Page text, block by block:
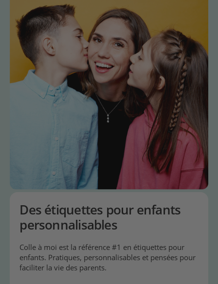
Des étiquettes pour enfants
personnalisables
Colle à moi est la référence #1 en étiquettes pour
enfants. Pratiques, personnalisables et pensées pour
faciliter la vie des parents.